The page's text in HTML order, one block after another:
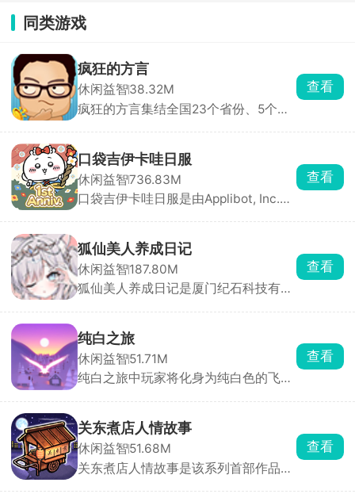
同类游戏
疯狂的方言
休闲益智38.32M
疯狂的方言集结全国23个省份、5个自
常用方言、特色词汇及经典影视小品对
白，玩家需聆听方言录音，猜出对应意
思方可通关。游戏支持多人在线交流，
让玩家在互动中学习方言，感受不同地
查看
口袋吉伊卡哇日服
休闲益智736.83M
口袋吉伊卡哇日服是由Applibot, Inc.基
物装进手机，全程佛系挂机、看它们可
爱互动、收集各种萌物，主打一个治愈
解压。
查看
狐仙美人养成日记
休闲益智187.80M
狐仙美人养成日记是厦门纪石科技有限
家园中收养来自青丘、昆仑等地、天赋
各异的小狐狸，陪伴它们踏上修行之
路。通过陪修炼、逛庙会、品美食等日
常互动提升羁绊，在关键时刻帮它们突
查看
纯白之旅
休闲益智51.71M
纯白之旅中玩家将化身为纯白色的飞
物得到积分，及时躲避黑色的生物，在
自由飞行中探索不同的地图。游戏画面
唯美，气氛宁静治愈。
查看
关东煮店人情故事
休闲益智51.68M
关东煮店人情故事是该系列首部作品，
查看